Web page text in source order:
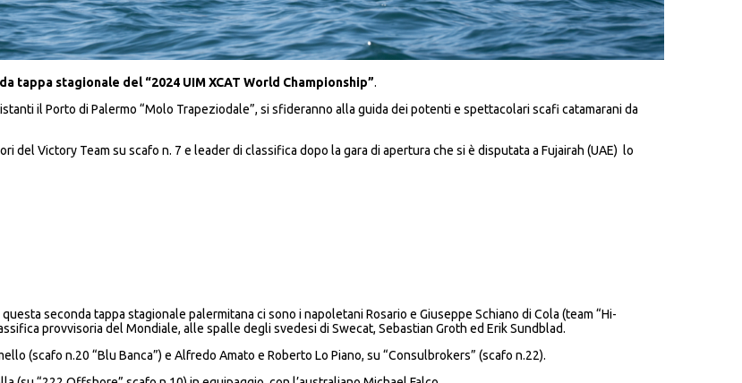
tappa stagionale del “2024 UIM XCAT World Championship”.
il Porto di Palermo “Molo Trapeziodale”, si sfideranno alla guida dei potenti e spettacolari scafi catamarani da
del Victory Team su scafo n. 7 e leader di classifica dopo la gara di apertura che si è disputata a Fujairah (UAE) lo
seconda tappa stagionale palermitana ci sono i napoletani Rosario e Giuseppe Schiano di Cola (team “Hi-
provvisoria del Mondiale, alle spalle degli svedesi di Swecat, Sebastian Groth ed Erik Sundblad.
(scafo n.20 “Blu Banca”) e Alfredo Amato e Roberto Lo Piano, su “Consulbrokers” (scafo n.22).